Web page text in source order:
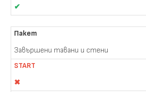
✔
Завършени тавани и стени
✖